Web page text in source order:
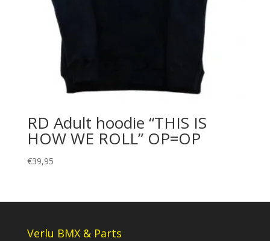
RD Adult hoodie “THIS IS
HOW WE ROLL” OP=OP
€39,95
Verlu BMX & Parts